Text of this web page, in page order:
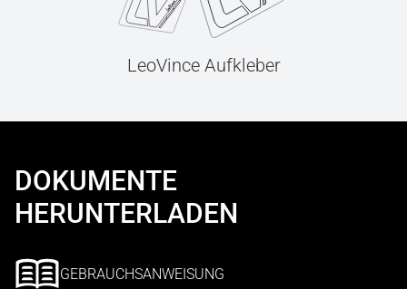
LeoVince Aufkleber
DOKUMENTE
HERUNTERLADEN
GEBRAUCHSANWEISUNG